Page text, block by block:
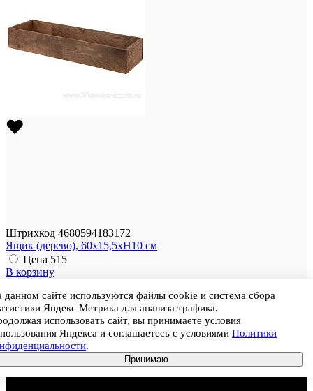
Штрихкод 4680594183172
Ящик (дерево), 60x15,5xH10 см
Цена 515
В корзину
Размер
60 × 15.5 × 10 см
Цвет
Коричневый-серый
Материал
Дерево
Ед. продажи Штука
данном сайте используются файлы cookie и система сбора
Яндекс Метрика для анализа трафика.
использовать сайт, вы принимаете условия
Яндекса и соглашаетесь с условиями Политики
.
Принимаю